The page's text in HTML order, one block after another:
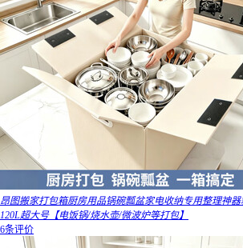
昂图搬家打包箱厨房用品锅碗瓢盆家电收纳专用整理神
120L超大号【电饭锅/烧水壶/微波炉等打包】
6条评价